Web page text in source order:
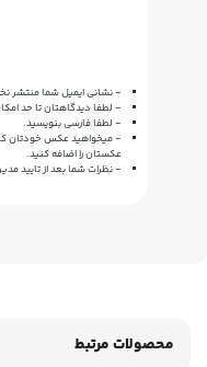
- نشانی ایمیل شما منتشر
- لطفا دیدگاهتان تا حد
- لطفا فارسی بنویسید.
- میخواهید عکس خودتان
عکستان را اضافه کنید.
- نظرات شما بعد از تایید
محصولات مرتبط